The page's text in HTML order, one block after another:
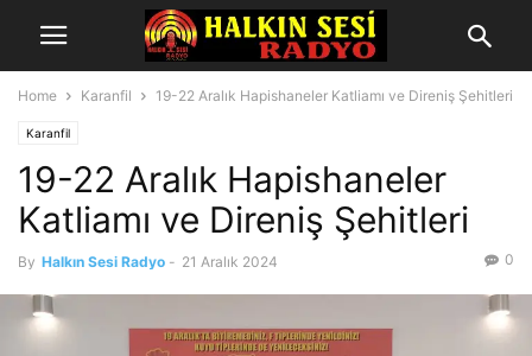
Home Karanfil 19-22 Aralık Hapishaneler Katliamı ve Direniş Şehitleri
Karanfil
19-22 Aralık Hapishaneler
Katliamı ve Direniş Şehitleri
By Halkın Sesi Radyo - 21 Aralık 2024 0